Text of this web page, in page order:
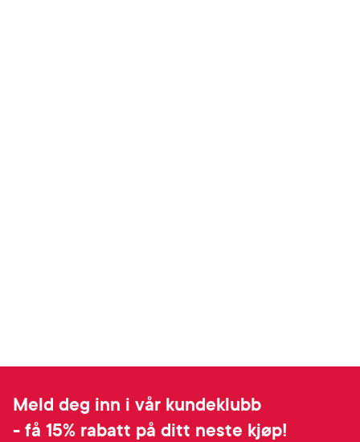
Meld deg inn i vår kundeklubb
- få 15% rabatt på ditt neste kjøp!